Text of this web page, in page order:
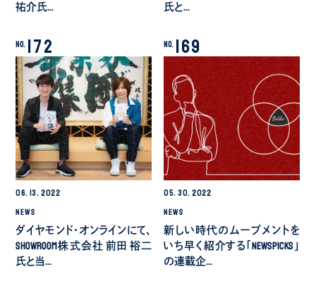
祐介氏…
氏と…
No. 172
06. 13. 2022
NEWS
ダイヤモンド・オンラインにて、
SHOWROOM株式会社 前田 裕二
氏と当…
No. 169
05. 30. 2022
NEWS
新しい時代のムーブメントを
いち早く紹介する「NewsPicks」
の連載企…